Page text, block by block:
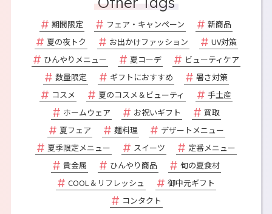
期間限定 フェア・キャンペーン
新商品
夏の夜トク
お出かけファッション
UV対策
ひんやりメニュー
夏コーデ
ビューティケア
数量限定
ギフトにおすすめ
暑さ対策
コスメ
夏のコスメ＆ビューティ
手土産
ホームウェア
お祝いギフト
買取
夏フェア
麺料理
デザートメニュー
夏季限定メニュー
スイーツ
定番メニュー
貴金属
ひんやり商品
旬の夏食材
COOL＆リフレッシュ
御中元ギフト
コンタクト